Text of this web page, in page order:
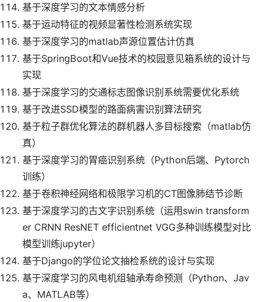
基于深度学习的文本情感分析
基于运动特征的视频显著性检测系统实现
基于深度学习的matlab声源位置估计仿真
基于SpringBoot和Vue技术的校园意见箱系统的设计与
实现
基于深度学习的交通标志图像识别系统需要优化系统
基于改进SSD模型的路面病害识别算法研究
基于粒子群优化算法的群机器人多目标搜索（matlab仿
真）
基于深度学习的胃癌识别系统（Python后端、Pytorch
训练）
基于卷积神经网络和极限学习机的CT图像肺结节诊断
基于深度学习的古文字识别系统（运用swin transform
er CRNN ResNET efficientnet VGG多种训练模型对比
模型训练jupyter）
基于Django的学位论文抽检系统的设计与实现
基于深度学习的风电机组轴承寿命预测（Python、Jav
a、MATLAB等）